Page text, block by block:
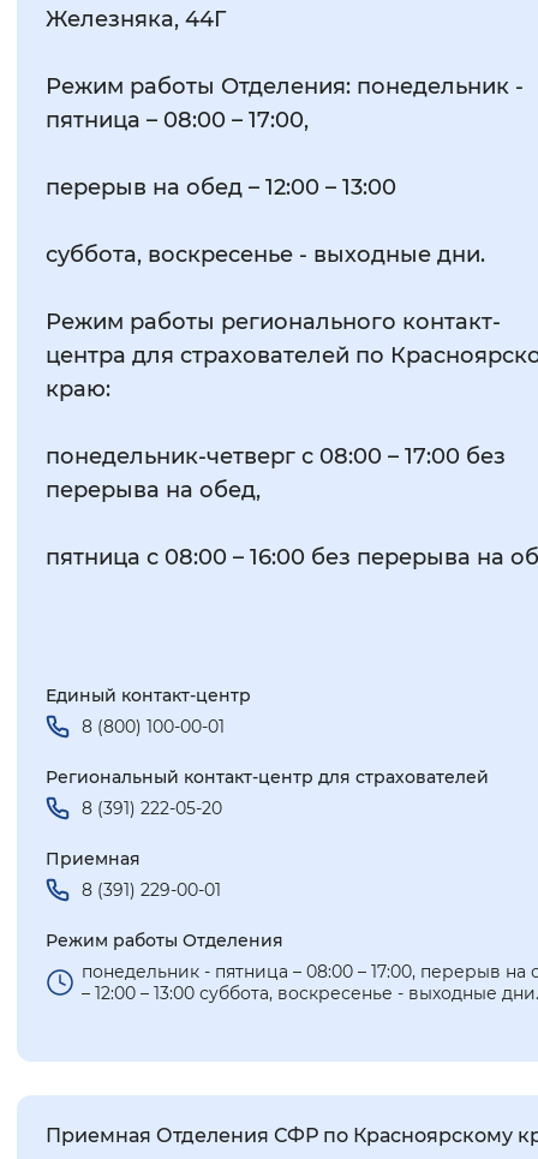
Железняка, 44Г
Режим работы Отделения: понедельник -
пятница – 08:00 – 17:00,
перерыв на обед – 12:00 – 13:00
суббота, воскресенье - выходные дни.
Режим работы регионального контакт-
центра для страхователей по
краю:
понедельник-четверг с 08:00 – 17:00 без
перерыва на обед,
пятница с 08:00 – 16:00 без перерыва на
Единый контакт-центр
8 (800) 100-00-01
Региональный контакт-центр для страхователей
8 (391) 222-05-20
Приемная
8 (391) 229-00-01
Режим работы Отделения
понедельник - пятница – 08:00 – 17:00, перерыв на
– 12:00 – 13:00 суббота, воскресенье - выходные дни.
Приемная Отделения СФР по Красноярскому